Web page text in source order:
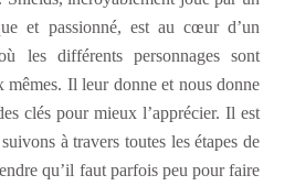
et passionné, est au cœur d’un
les différents personnages sont
mêmes. Il leur donne et nous donne
clés pour mieux l’apprécier. Il est
à travers toutes les étapes de
qu’il faut parfois peu pour faire